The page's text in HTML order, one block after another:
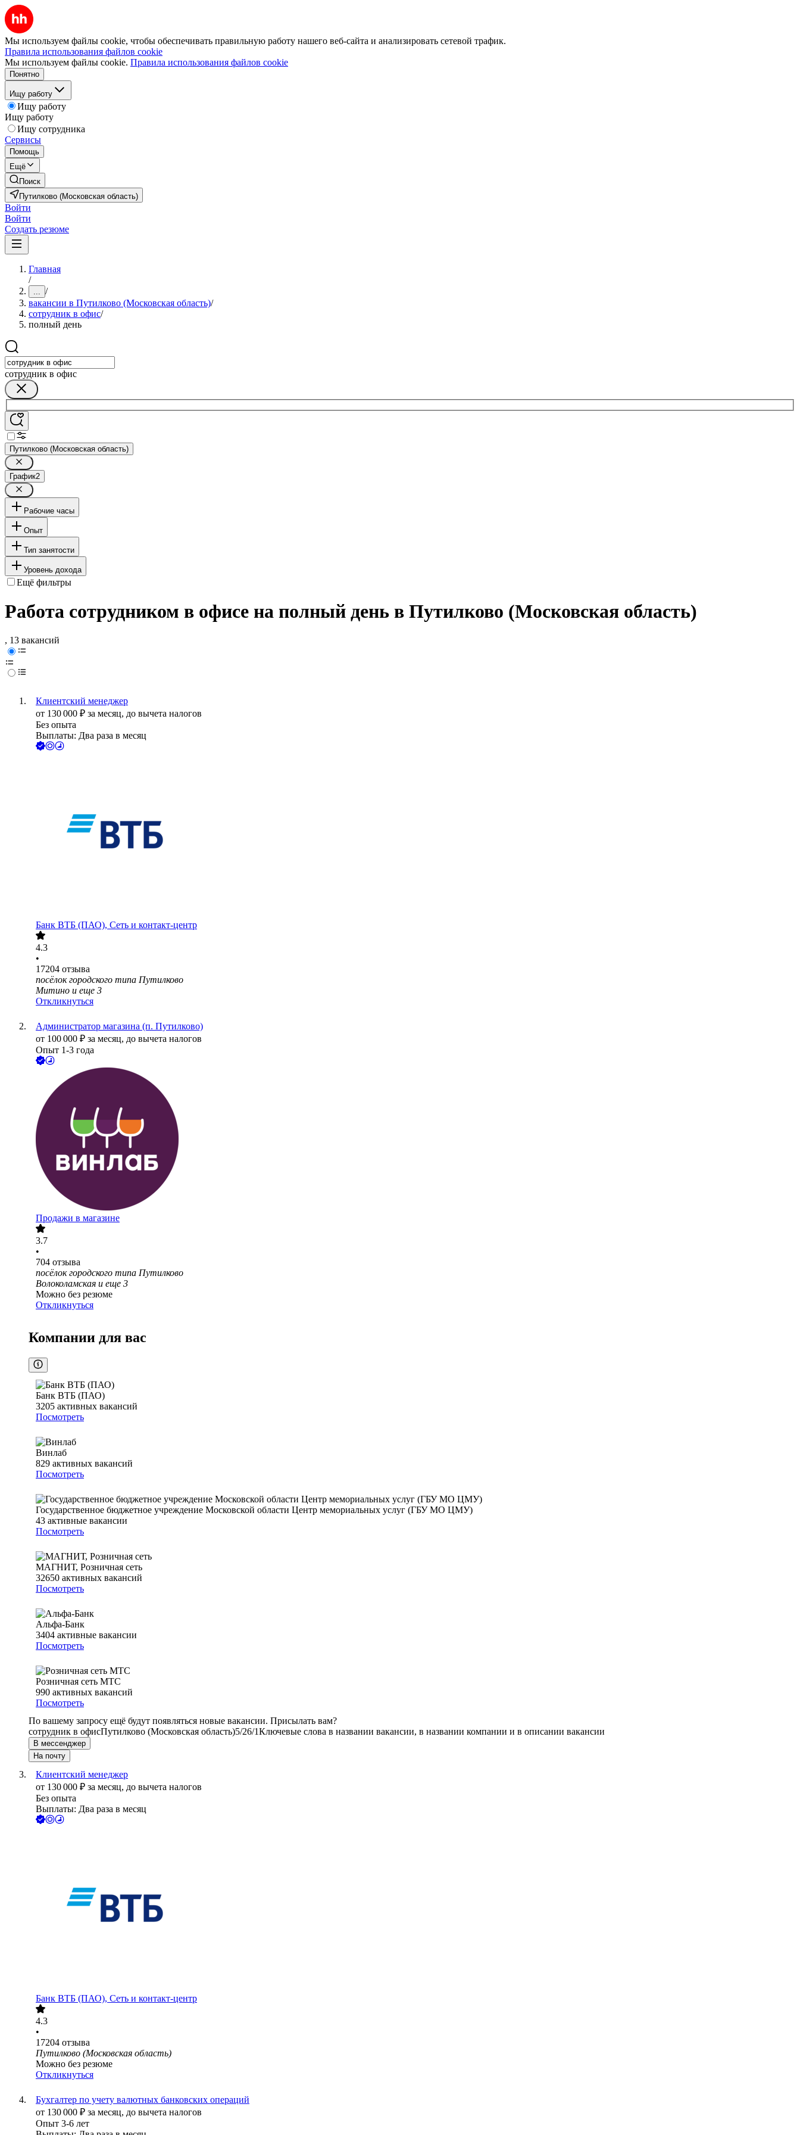
Мы используем файлы cookie, чтобы обеспечивать правильную работу нашего веб-сайта и анализировать сетевой трафик.
Правила использования файлов cookie
Мы используем файлы cookie. Правила использования файлов cookie
Понятно
Ищу работу
Ищу работу
Ищу работу
Ищу сотрудника
Сервисы
Помощь
Ещё
Поиск
Путилково (Московская область)
Войти
Войти
Создать резюме
Главная
/
... /
вакансии в Путилково (Московская область)/
сотрудник в офис/
полный день
сотрудник в офис
Путилково (Московская область)
График2
Рабочие часы
Опыт
Тип занятости
Уровень дохода
Ещё фильтры
Работа сотрудником в офисе на полный день в Путилково (Московская область)
, 13 вакансий
Клиентский менеджер
от 130 000 ₽ за месяц, до вычета налогов
Без опыта
Выплаты: Два раза в месяц
Банк ВТБ (ПАО), Сеть и контакт-центр
4.3
•
17204 отзыва
посёлок городского типа Путилково
Митино и еще 3
Откликнуться
Администратор магазина (п. Путилково)
от 100 000 ₽ за месяц, до вычета налогов
Опыт 1-3 года
Продажи в магазине
3.7
•
704 отзыва
посёлок городского типа Путилково
Волоколамская и еще 3
Можно без резюме
Откликнуться
Компании для вас
Банк ВТБ (ПАО)
3205 активных вакансий
Посмотреть
Винлаб
829 активных вакансий
Посмотреть
Государственное бюджетное учреждение Московской области Центр мемориальных услуг (ГБУ МО ЦМУ)
43 активные вакансии
Посмотреть
МАГНИТ, Розничная сеть
32650 активных вакансий
Посмотреть
Альфа-Банк
3404 активные вакансии
Посмотреть
Розничная сеть МТС
990 активных вакансий
Посмотреть
По вашему запросу ещё будут появляться новые вакансии. Присылать вам?
сотрудник в офисПутилково (Московская область)5/26/1Ключевые слова в названии вакансии, в названии компании и в описании вакансии
В мессенджер
На почту
Клиентский менеджер
от 130 000 ₽ за месяц, до вычета налогов
Без опыта
Выплаты: Два раза в месяц
Банк ВТБ (ПАО), Сеть и контакт-центр
4.3
•
17204 отзыва
Путилково (Московская область)
Можно без резюме
Откликнуться
Бухгалтер по учету валютных банковских операций
от 130 000 ₽ за месяц, до вычета налогов
Опыт 3-6 лет